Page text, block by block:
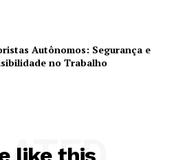
Autônomos: Segurança e
no Trabalho